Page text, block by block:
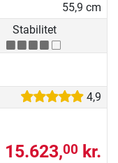
55,9 cm
Stabilitet
4,9
15.623,00 kr.